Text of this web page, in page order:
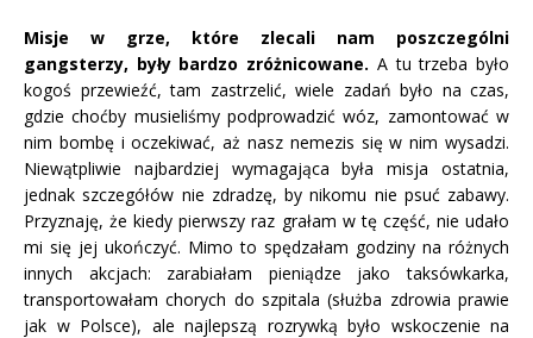
Misje w grze, które zlecali nam poszczególni
gangsterzy, były bardzo zróżnicowane. A tu trzeba było
kogoś przewieźć, tam zastrzelić, wiele zadań było na czas,
gdzie choćby musieliśmy podprowadzić wóz, zamontować w
nim bombę i oczekiwać, aż nasz nemezis się w nim wysadzi.
Niewątpliwie najbardziej wymagająca była misja ostatnia,
jednak szczegółów nie zdradzę, by nikomu nie psuć zabawy.
Przyznaję, że kiedy pierwszy raz grałam w tę część, nie udało
mi się jej ukończyć. Mimo to spędzałam godziny na różnych
innych akcjach: zarabiałam pieniądze jako taksówkarka,
transportowałam chorych do szpitala (służba zdrowia prawie
jak w Polsce), ale najlepszą rozrywką było wskoczenie na